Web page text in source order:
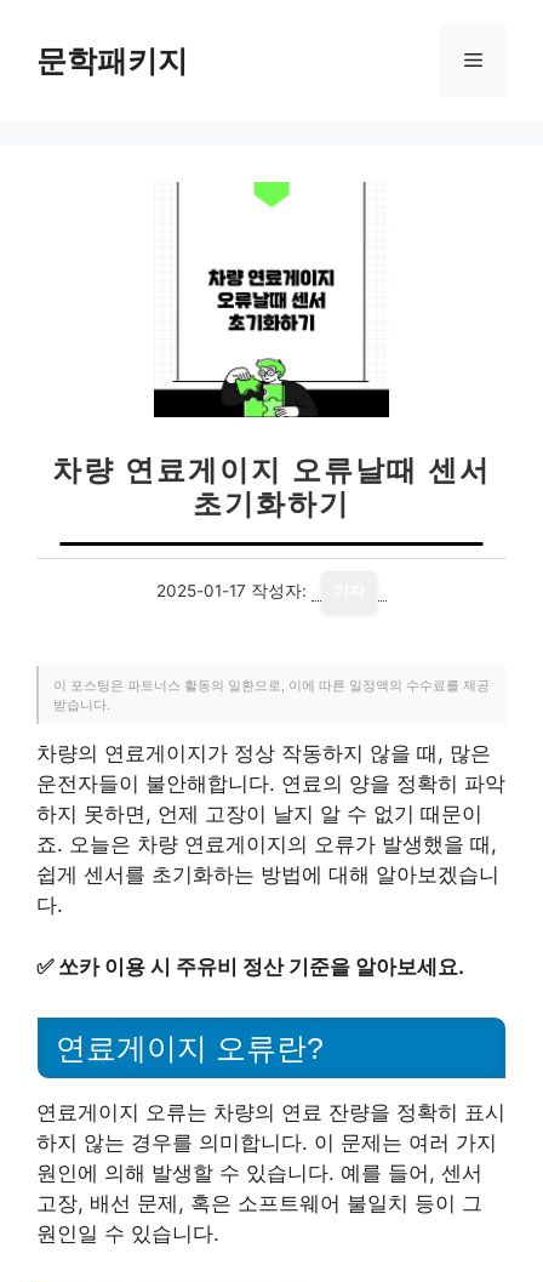
문학패키지 메
차량 연료게이지 오류날때 센서
초기화하기
2025-01-17 작성자:
이 포스팅은 파트너스 활동의 일환으로, 이에 따른 일정액의 수수료를 제공
받습니다.
차량의 연료게이지가 정상 작동하지 않을 때, 많은
운전자들이 불안해합니다. 연료의 양을 정확히 파악
하지 못하면, 언제 고장이 날지 알 수 없기 때문이
죠. 오늘은 차량 연료게이지의 오류가 발생했을 때,
쉽게 센서를 초기화하는 방법에 대해 알아보겠습니
다.
✅ 쏘카 이용 시 주유비 정산 기준을 알아보세요.
연료게이지 오류란?
연료게이지 오류는 차량의 연료 잔량을 정확히 표시
하지 않는 경우를 의미합니다. 이 문제는 여러 가지
원인에 의해 발생할 수 있습니다. 예를 들어, 센서
고장, 배선 문제, 혹은 소프트웨어 불일치 등이 그
원인일 수 있습니다.